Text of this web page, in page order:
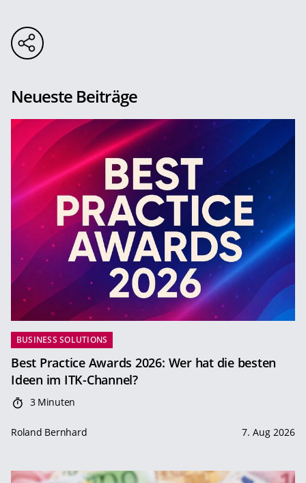
Neueste Beiträge
BUSINESS SOLUTIONS
Best Practice Awards 2026: Wer hat die besten
Ideen im ITK-Channel?
3 Minuten
Roland Bernhard 7. Aug 2026